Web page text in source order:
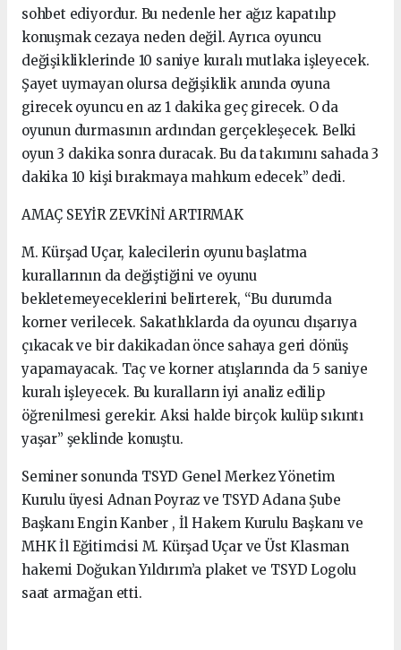
sohbet ediyordur. Bu nedenle her ağız kapatılıp
konuşmak cezaya neden değil. Ayrıca oyuncu
değişikliklerinde 10 saniye kuralı mutlaka işleyecek.
Şayet uymayan olursa değişiklik anında oyuna
girecek oyuncu en az 1 dakika geç girecek. O da
oyunun durmasının ardından gerçekleşecek. Belki
oyun 3 dakika sonra duracak. Bu da takımını sahada 3
dakika 10 kişi bırakmaya mahkum edecek” dedi.
AMAÇ SEYİR ZEVKİNİ ARTIRMAK
M. Kürşad Uçar, kalecilerin oyunu başlatma
kurallarının da değiştiğini ve oyunu
bekletemeyeceklerini belirterek, “Bu durumda
korner verilecek. Sakatlıklarda da oyuncu dışarıya
çıkacak ve bir dakikadan önce sahaya geri dönüş
yapamayacak. Taç ve korner atışlarında da 5 saniye
kuralı işleyecek. Bu kuralların iyi analiz edilip
öğrenilmesi gerekir. Aksi halde birçok kulüp sıkıntı
yaşar” şeklinde konuştu.
Seminer sonunda TSYD Genel Merkez Yönetim
Kurulu üyesi Adnan Poyraz ve TSYD Adana Şube
Başkanı Engin Kanber , İl Hakem Kurulu Başkanı ve
MHK İl Eğitimcisi M. Kürşad Uçar ve Üst Klasman
hakemi Doğukan Yıldırım’a plaket ve TSYD Logolu
saat armağan etti.